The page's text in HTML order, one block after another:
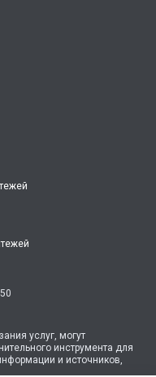
услуг, могут
инструмента для
и источников,